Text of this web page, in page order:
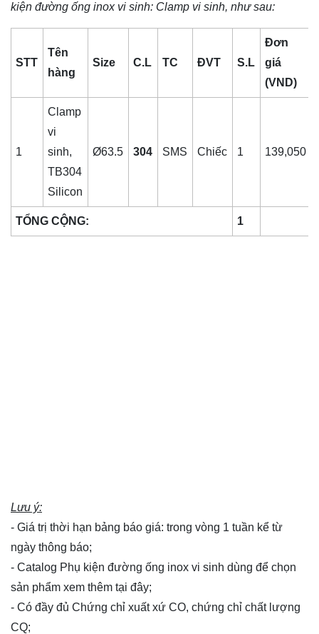
kiện đường ống inox vi sinh: Clamp vi sinh, như sau:
STT
Tên
hàng
Size C.L TC ĐVT S.L
Đơn
giá
(VND)
1
Clamp
vi
sinh,
TB304
Silicon
Ø63.5 304 SMS Chiếc 1 139,050
TỔNG CỘNG: 1
Lưu ý:
- Giá trị thời hạn bảng báo giá: trong vòng 1 tuần kể từ
ngày thông báo;
- Catalog Phụ kiện đường ống inox vi sinh dùng để chọn
sản phẩm xem thêm tại đây;
- Có đầy đủ Chứng chỉ xuất xứ CO, chứng chỉ chất lượng
CQ;